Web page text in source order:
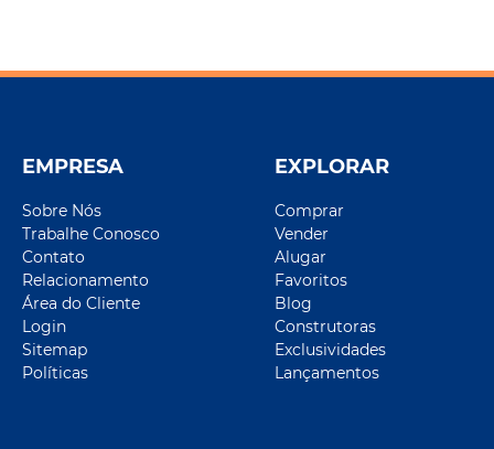
EMPRESA
Sobre Nós
Trabalhe Conosco
Contato
Relacionamento
Área do Cliente
Login
Sitemap
Políticas
EXPLORAR
Comprar
Vender
Alugar
Favoritos
Blog
Construtoras
Exclusividades
Lançamentos